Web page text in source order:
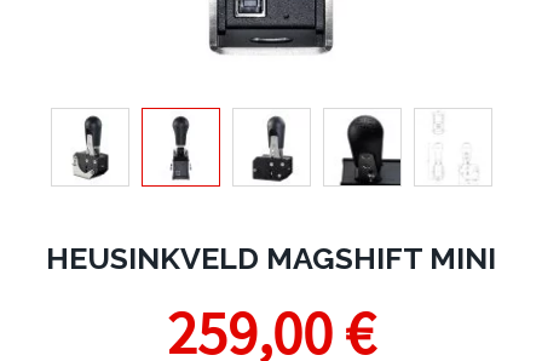
HEUSINKVELD MAGSHIFT MINI
259,00 €